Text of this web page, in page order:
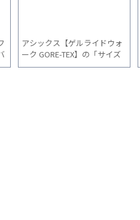
アシックス【ゲルライドウォ
ーク GORE-TEX】の「サイズ
感」「履き心地」「普段使